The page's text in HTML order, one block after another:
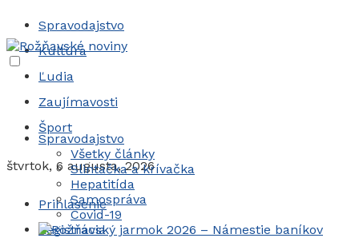
Spravodajstvo
Kultúra
Ľudia
Zaujímavosti
Šport
štvrtok, 6 augusta, 2026
Prihlásenie
Registrácia
Spravodajstvo
Všetky články
Slintačka a krívačka
Hepatitída
Samospráva
Covid-19